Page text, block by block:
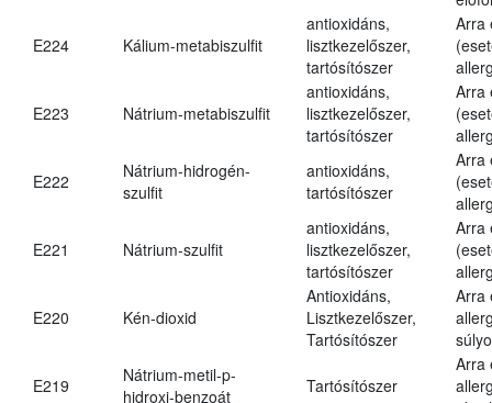
E224 Kálium-metabiszulfit
antioxidáns,
lisztkezelőszer,
tartósítószer
Arra
E223 Nátrium-metabiszulfit
antioxidáns,
lisztkezelőszer,
tartósítószer
Arra
E222
Nátrium-hidrogén-
szulfit
antioxidáns,
tartósítószer
Arra
E221 Nátrium-szulfit
antioxidáns,
lisztkezelőszer,
tartósítószer
Arra
E220 Kén-dioxid
Antioxidáns,
Lisztkezelőszer,
Tartósítószer
Arra
E219
Nátrium-metil-p-
hidroxi-benzoát
Tartósítószer
Arra